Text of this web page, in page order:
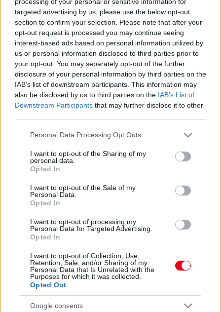
targeted advertising by us, please use the below opt-out
section to confirm your selection. Please note that after your
opt-out request is processed you may continue seeing
interest-based ads based on personal information utilized by
us or personal information disclosed to third parties prior to
your opt-out. You may separately opt-out of the further
disclosure of your personal information by third parties on the
IAB’s list of downstream participants. This information may
also be disclosed by us to third parties on the IAB’s List of
Downstream Participants that may further disclose it to other
Please note that this website/app uses one or more Google
not limited to your visit or usage behaviour. You may click to
grant or deny consent to Google and its third-party tags to
use your data for below specified purposes in below Google
consent section.
Personal Data Processing Opt Outs
I want to opt-out of the Sharing of my
personal data.
Opted In
I want to opt-out of the Sale of my
Personal Data.
Opted In
I want to opt-out of processing my
Personal Data for Targeted Advertising.
Opted In
I want to opt-out of Collection, Use,
Retention, Sale, and/or Sharing of my
Personal Data that Is Unrelated with the
Purposes for which it was collected.
Opted Out
Google consents
3 órája
Kerékpáros világbajnokságra kvalifikálta magát Bottas az
F1-es nyári szünetben
Montoya szerint Antonelli kedvessége sem segít
Russellen